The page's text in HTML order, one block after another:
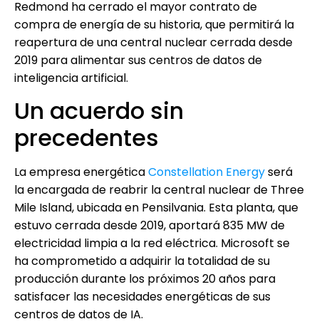
Redmond ha cerrado el mayor contrato de
compra de energía de su historia, que permitirá la
reapertura de una central nuclear cerrada desde
2019 para alimentar sus centros de datos de
inteligencia artificial.
Un acuerdo sin
precedentes
La empresa energéticaConstellation Energyserá
la encargada de reabrir la central nuclear de Three
Mile Island, ubicada en Pensilvania. Esta planta, que
estuvo cerrada desde 2019, aportará 835 MW de
electricidad limpia a la red eléctrica. Microsoft se
ha comprometido a adquirir la totalidad de su
producción durante los próximos 20 años para
satisfacer las necesidades energéticas de sus
centros de datos de IA.